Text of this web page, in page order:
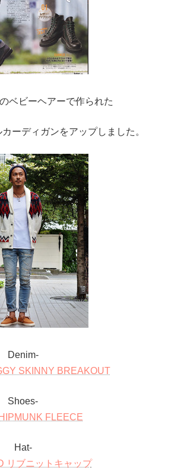
ベビーヘアーで作られた
ーディガンをアップしました。
Denim-
SKINNY BREAKOUT
Shoes-
FLEECE
Hat-
リブニットキャップ